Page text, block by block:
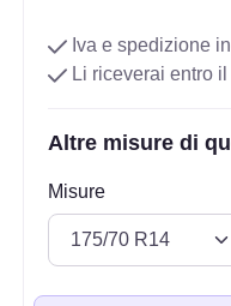
Iva e spedizione
Li riceverai entro
Altre misure di
Misure